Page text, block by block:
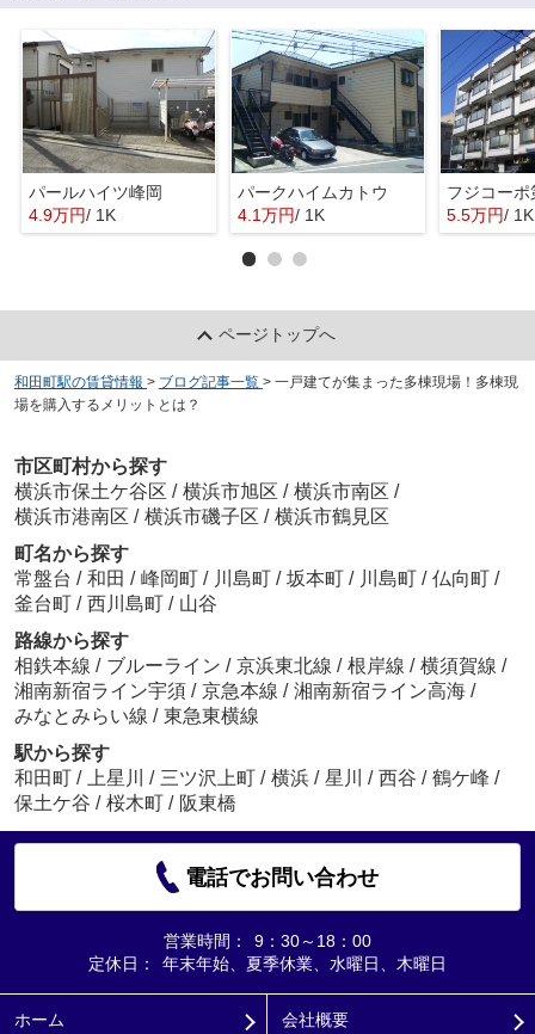
パールハイツ峰岡
4.9万円/ 1K
パークハイムカトウ
4.1万円/ 1K
フジコーポ
5.5万円/ 1K
ページトップへ
和田町駅の賃貸情報 > ブログ記事一覧 > 一戸建てが集まった多棟現場！多棟現
場を購入するメリットとは？
市区町村から探す
横浜市保土ケ谷区 / 横浜市旭区 / 横浜市南区 /
横浜市港南区 / 横浜市磯子区 / 横浜市鶴見区
町名から探す
常盤台 / 和田 / 峰岡町 / 川島町 / 坂本町 / 川島町 / 仏向町 /
釜台町 / 西川島町 / 山谷
路線から探す
相鉄本線 / ブルーライン / 京浜東北線 / 根岸線 / 横須賀線 /
湘南新宿ライン宇須 / 京急本線 / 湘南新宿ライン高海 /
みなとみらい線 / 東急東横線
駅から探す
和田町 / 上星川 / 三ツ沢上町 / 横浜 / 星川 / 西谷 / 鶴ケ峰 /
保土ケ谷 / 桜木町 / 阪東橋
電話でお問い合わせ
営業時間：
9：30～18：00
定休日：
年末年始、夏季休業、水曜日、木曜日
ホーム 会社概要